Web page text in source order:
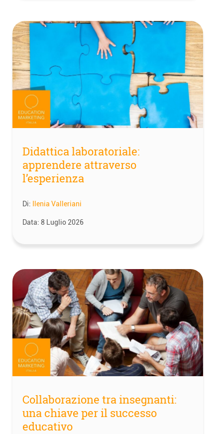
Didattica laboratoriale:
apprendere attraverso
l’esperienza
Di: Ilenia Valleriani
Data: 8 Luglio 2026
Collaborazione tra insegnanti:
una chiave per il successo
educativo